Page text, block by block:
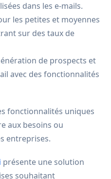
dans les e-mails.
les petites et moyennes
sur des taux de
de prospects et
avec des fonctionnalités
fonctionnalités uniques
aux besoins ou
entreprises.
présente une solution
souhaitant